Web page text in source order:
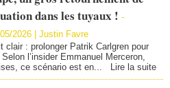
dans les tuyaux ! -
2026 |Justin Favre
clair : prolonger Patrik Carlgren pour
l’insider Emmanuel Merceron,
ce scénario est en...
Lire la suite